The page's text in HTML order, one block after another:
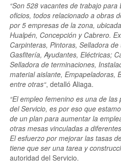
“Son 528 vacantes de trabajo
oficios, todos relacionado a obras
por 5 empresas de la zona,
Hualpén, Concepción y Cabrero.
Carpinteras, Pintoras, Selladora
Gasfitería, Ayudantes, Eléctricas;
Selladora de terminaciones,
material aislante, Empapeladoras,
entre otras“, detalló Aliaga.
“El empleo femenino es una de
del Servicio, es por eso que
de un plan para aumentar la
otras mesas vinculadas a
El esfuerzo por mejorar las tasas
tiene que ser una tarea y
autoridad del Servicio.